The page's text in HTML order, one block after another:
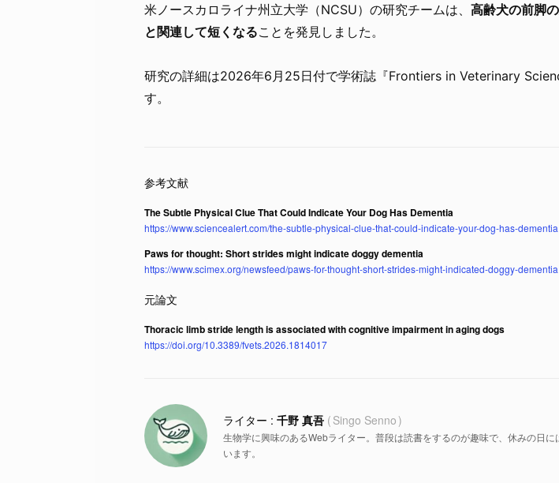
米ノースカロライナ州立大学（NCSU）の研究チームは、 高齢犬の前脚
と関連して短くなることを発見しました。
研究の詳細は2026年6月25日付で学術誌『Frontiers in Veterinary
す。
The Subtle Physical Clue That Could Indicate Your Dog Has Dementia
https://www.sciencealert.com/the-subtle-physical-clue-that-could-indicate-your-dog-has-dementia
Paws for thought: Short strides might indicate doggy dementia
https://www.scimex.org/newsfeed/paws-for-thought-short-strides-might-indicated-doggy-dementia
Thoracic limb stride length is associated with cognitive impairment in aging dogs
https://doi.org/10.3389/fvets.2026.1814017
千野 真吾 Singo Senno
生物学に興味のあるWebライター。普段は読書をするのが趣味で、休みの日
います。